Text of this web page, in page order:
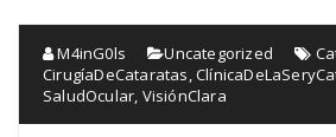
M4inG0ls Uncategorized
CirugíaDeCataratas ,
SaludOcular VisiónClara